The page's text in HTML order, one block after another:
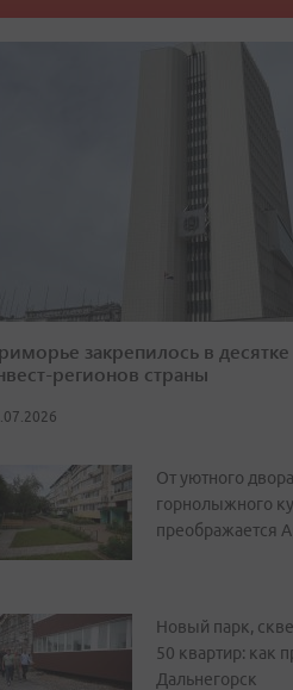
закрепилось в
регионов страны
От уютного
горнолыжного
преображается
Новый парк,
50 квартир: как
Дальнегорск